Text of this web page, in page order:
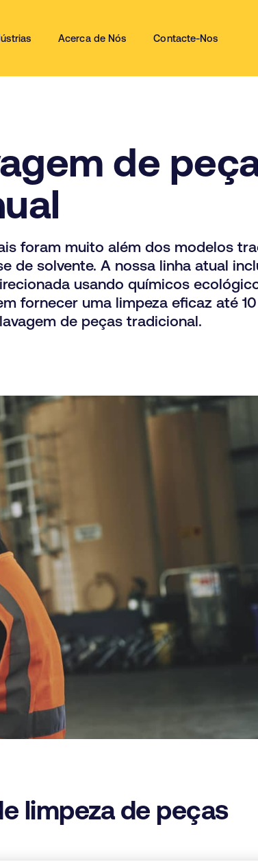
Acerca de Nós Contacte-Nos
de
foram muito além dos modelos
de solvente. A nossa linha atual
usando químicos
fornecer uma limpeza eficaz até
de peças tradicional.
limpeza de peças